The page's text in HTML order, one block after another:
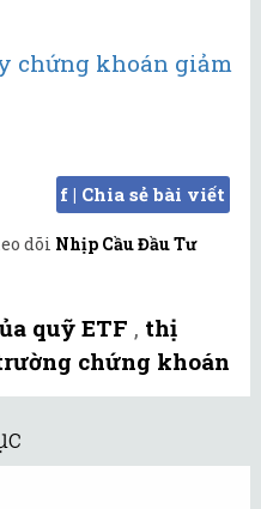
chứng khoán giảm
f | Chia sẻ bài viết
dõi Nhịp Cầu Đầu Tư
quỹ ETF , thị
chứng khoán